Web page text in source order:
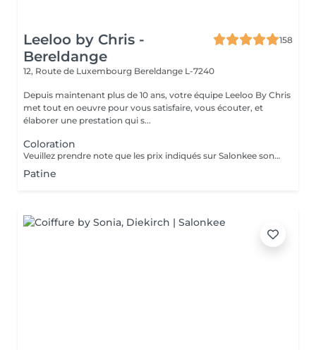
Leeloo by Chris -
Bereldange
158
12, Route de Luxembourg Bereldange L-7240
Depuis maintenant plus de 10 ans, votre équipe Leeloo By Chris
met tout en oeuvre pour vous satisfaire, vous écouter, et
élaborer une prestation qui s...
Coloration
Veuillez prendre note que les prix indiqués sur Salonkee sont communiqués à titre informatif et s'entendent de base. Ces derniers sont susceptibles de varier selon le diagnostic réalisé à votre arrivée au salon et l'expertise du professionnel à qui vous confiez votre beauté. Dans tous les cas, un devis précis vous sera proposé et toutes réalisations de prestations seront effectuées avec votre accord. Un grand merci d'avance pour votre compréhension. Au plaisir de vous revoir très vite.
Patine